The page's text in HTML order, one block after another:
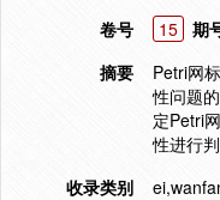
卷号
15 期
摘要
Petri网
性问题
定Petri
性进行
收录类别